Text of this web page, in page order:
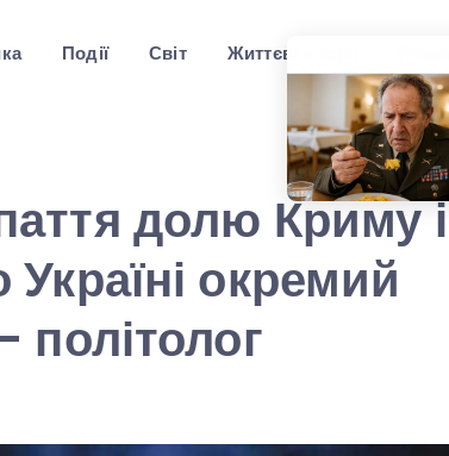
Події Світ Життєві історії
долю Криму і
окремий
політолог